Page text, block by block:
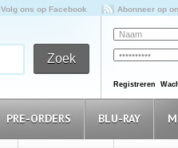
Volg ons op Facebook Abonneer op
Registreren
PRE-ORDERS BLU-RAY